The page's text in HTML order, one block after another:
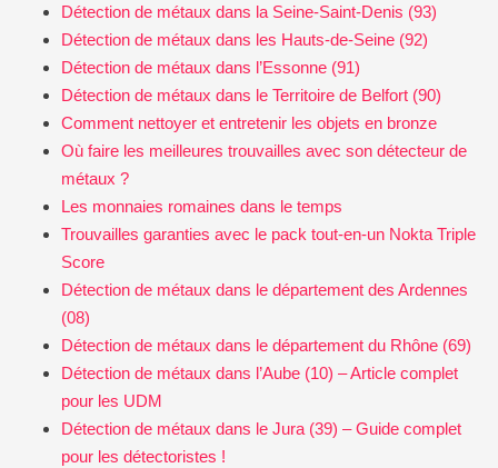
Détection de métaux dans la Seine-Saint-Denis (93)
Détection de métaux dans les Hauts-de-Seine (92)
Détection de métaux dans l’Essonne (91)
Détection de métaux dans le Territoire de Belfort (90)
Comment nettoyer et entretenir les objets en bronze
Où faire les meilleures trouvailles avec son détecteur de
métaux ?
Les monnaies romaines dans le temps
Trouvailles garanties avec le pack tout-en-un Nokta Triple
Score
Détection de métaux dans le département des Ardennes
(08)
Détection de métaux dans le département du Rhône (69)
Détection de métaux dans l’Aube (10) – Article complet
pour les UDM
Détection de métaux dans le Jura (39) – Guide complet
pour les détectoristes !